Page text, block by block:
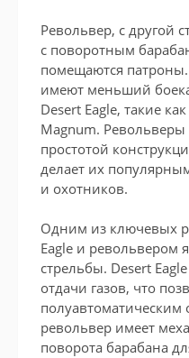
Револьвер, с другой
с поворотным
помещаются
имеют меньший
Desert Eagle, такие
Magnum. Револьверы
простотой
делает их
и охотников.
Одним из ключевых
Eagle и револьвером
стрельбы. Desert
отдачи газов, что
полуавтоматическим
револьвер имеет
поворота барабана